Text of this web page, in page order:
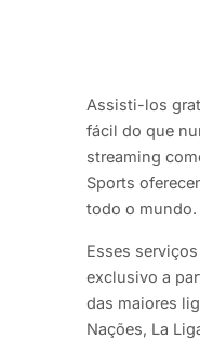
Assisti-los
fácil do que
streaming
Sports
todo o mundo.
Esses
exclusivo a
das maiores
Nações, La